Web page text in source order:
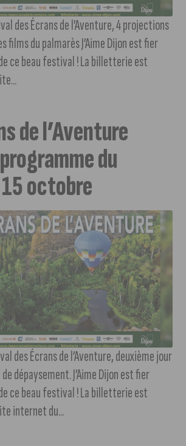
des Écrans de l’Aventure, 4 projections
films du palmarès J’Aime Dijon est fier
ce beau festival ! La billetterie est
de l’Aventure
du
octobre
des Écrans de l’Aventure, deuxième jour
dépaysement. J’Aime Dijon est fier
ce beau festival ! La billetterie est
internet du...